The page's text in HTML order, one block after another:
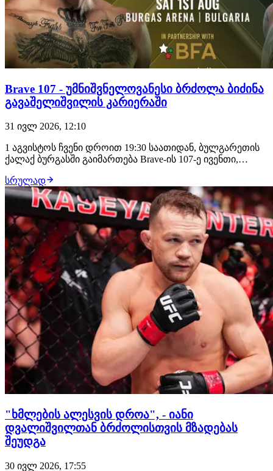
Brave 107 - უმნიშვნელოვანესი ბრძოლა ბიძინა
გავაშელიშვილის კარიერაში
31 ივლ 2026, 12:10
1 აგვისტოს ჩვენი დროით 19:30 საათიდან, ბულგარეთის
ქალაქ ბურგასში გაიმართება Brave-ის 107-ე ივენთი,
მებრძოლი: საღამოს თანამთავარ ჩხუბში ბიძინა
გავაშელიშვილის მოწინააღმდეგე იქნება ლუთანდო
ბიკო, უფრო ადრე კი პრელიმზე, რიგით მე-3 ბრძოლაში
ბაჩუკ…
სრულად
"ხმლების ალესვის დროა", - იანი
დვალიშვილთან ბრძოლისთვის მზადებას
შეუდგა
30 ივლ 2026, 17:55